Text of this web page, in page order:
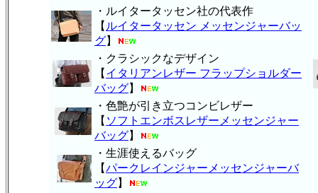
・ルイタータッセン社の代表作
【 ルイタータッセン メッセンジャーバッ
グ】
・クラシックなデザイン
【 イタリアンレザー フラップショルダー
バッグ】
・色艶が引き立つコンビレザー
【 ソフトエンボスレザーメッセンジャー
バッグ】
・生涯使えるバッグ
【パークレインジャーメッセンジャーバ
ッグ】